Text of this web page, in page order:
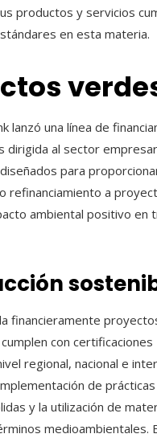
productos y servicios
en esta materia.
lanzó una línea de
dirigida al sector
para
refinanciamiento a
ambiental positivo en
financieramente
con certificaciones
regional, nacional e
de prácticas
y la utilización de
medioambientales.